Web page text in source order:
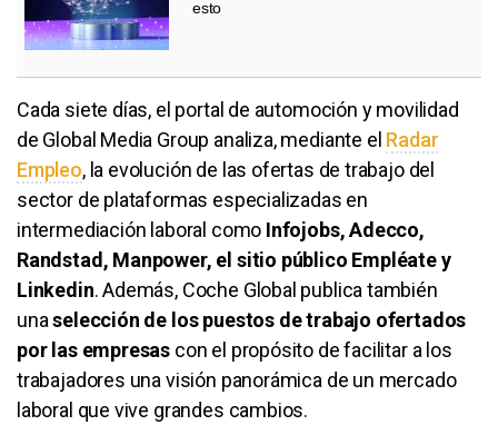
esto
Cada siete días, el portal de automoción y movilidad
de Global Media Group analiza, mediante el Radar
Empleo, la evolución de las ofertas de trabajo del
sector de plataformas especializadas en
intermediación laboral como Infojobs, Adecco,
Randstad, Manpower, el sitio público Empléate y
Linkedin. Además, Coche Global publica también
unaselección de los puestos de trabajo ofertados
por las empresas con el propósito de facilitar a los
trabajadores una visión panorámica de un mercado
laboral que vive grandes cambios.